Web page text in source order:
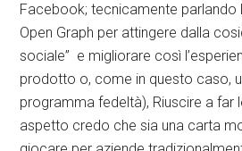
Facebook; tecnicamente parlando
Open Graph per attingere dalla
sociale” e migliorare così
prodotto o, come in questo caso,
programma fedeltà), Riuscire a far
aspetto credo che sia una carta